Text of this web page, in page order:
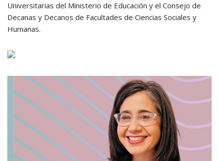
Universitarias del Ministerio de Educación y el Consejo de
Decanas y Decanos de Facultades de Ciencias Sociales y
Humanas.